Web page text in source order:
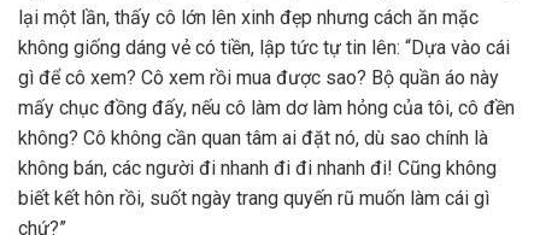
lại một lần, thấy cô lớn lên xinh đẹp nhưng cách ăn mặc
không giống dáng vẻ có tiền, lập tức tự tin lên: “Dựa vào cái
gì để cô xem? Cô xem rồi mua được sao? Bộ quần áo này
mấy chục đồng đấy, nếu cô làm dơ làm hỏng của tôi, cô đền
không? Cô không cần quan tâm ai đặt nó, dù sao chính là
không bán, các người đi nhanh đi đi nhanh đi! Cũng không
biết kết hôn rồi, suốt ngày trang quyến rũ muốn làm cái gì
chứ?”